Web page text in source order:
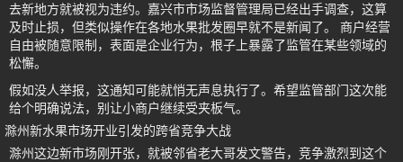
去新地方就被视为违约。嘉兴市市场监督管理局已经出手调查，这算
及时止损，但类似操作在各地水果批发圈早就不是新闻了。 商户经营
自由被随意限制，表面是企业行为，根子上暴露了监管在某些领域的
松懈。
假如没人举报，这通知可能就悄无声息执行了。希望监管部门这次能
给个明确说法，别让小商户继续受夹板气。
滁州新水果市场开业引发的跨省竞争大战
滁州这边新市场刚开张，就被邻省老大哥发文警告，竞争激烈到这个